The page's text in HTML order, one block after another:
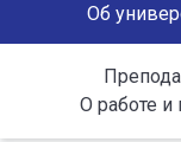
Об
О работе и